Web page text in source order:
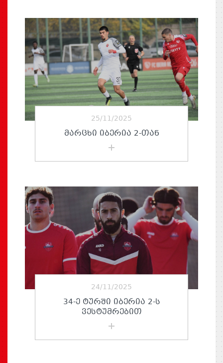
25/11/2025
ᲛᲐᲠᲪᲮᲘ ᲘᲑᲔᲠᲘᲐ 2-ᲗᲐᲜ
24/11/2025
34-Ე ᲢᲣᲠᲨᲘ ᲘᲑᲔᲠᲘᲐ 2-Ს
ᲕᲔᲡᲢᲣᲛᲠᲔᲑᲘᲗ